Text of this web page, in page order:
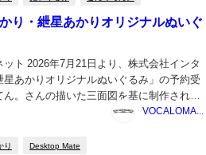
り・紲星あかりオリジナルぬいぐ
ット 2026年7月21日より、株式会社インタ
あかりオリジナルぬいぐるみ」の予約受
。さんの描いた三面図を基に制作された
なります。 結月ゆかり・紲星あかりオリ
り Desktop Mate